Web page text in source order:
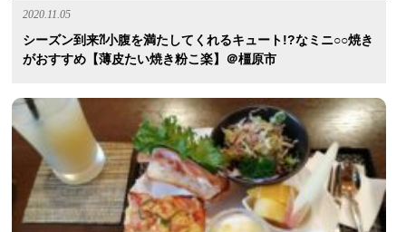
2020.11.05
シーズン到来⁈小腹を満たしてくれるキュート!?なミニ○○焼き
がおすすめ【薄皮たい焼き粉こ楽】＠橿原市